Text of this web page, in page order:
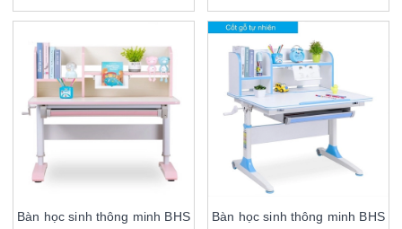
Bàn học sinh thông minh BHS
Bàn học sinh thông minh BHS